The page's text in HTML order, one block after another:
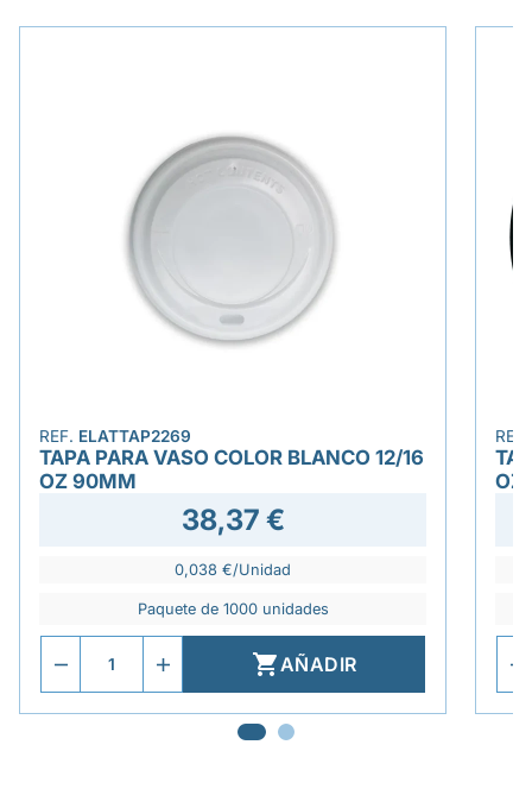
REF. ELATTAP2269
TAPA PARA VASO COLOR BLANCO 12/16
OZ 90MM
38,37 €
0,038 €/Unidad
Paquete de 1000 unidades
AÑADIR
OZ